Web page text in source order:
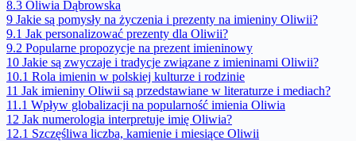
8.3 Oliwia Dąbrowska
9 Jakie są pomysły na życzenia i prezenty na imieniny Oliwii?
9.1 Jak personalizować prezenty dla Oliwii?
9.2 Popularne propozycje na prezent imieninowy
10 Jakie są zwyczaje i tradycje związane z imieninami Oliwii?
10.1 Rola imienin w polskiej kulturze i rodzinie
11 Jak imieniny Oliwii są przedstawiane w literaturze i mediach?
11.1 Wpływ globalizacji na popularność imienia Oliwia
12 Jak numerologia interpretuje imię Oliwia?
12.1 Szczęśliwa liczba, kamienie i miesiące Oliwii